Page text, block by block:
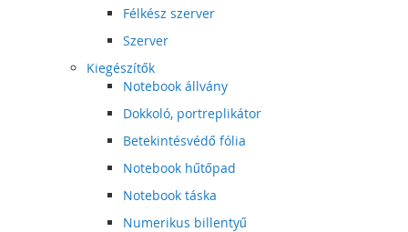
Félkész szerver
Szerver
Kiegészítők
Notebook állvány
Dokkoló, portreplikátor
Betekintésvédő fólia
Notebook hűtőpad
Notebook táska
Numerikus billentyű